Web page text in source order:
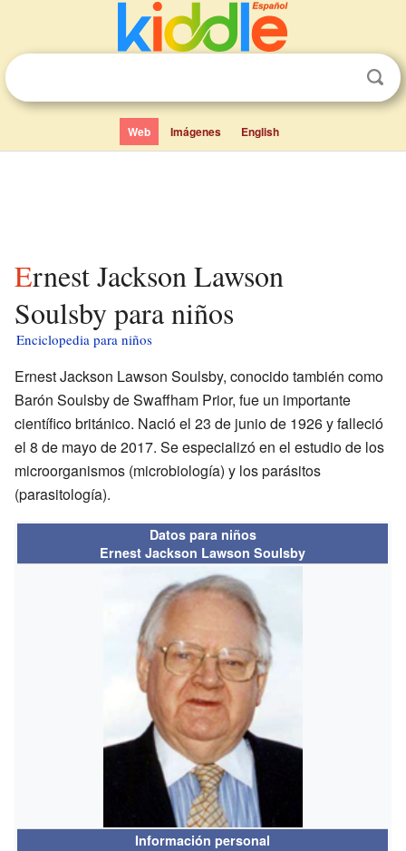
Web Imágenes English
Ernest Jackson Lawson
Soulsby para niños
Enciclopedia para niños
Ernest Jackson Lawson Soulsby, conocido también como
Barón Soulsby de Swaffham Prior, fue un importante
científico británico. Nació el 23 de junio de 1926 y falleció
el 8 de mayo de 2017. Se especializó en el estudio de los
microorganismos (microbiología) y los parásitos
(parasitología).
Datos para niños
Ernest Jackson Lawson Soulsby
Información personal